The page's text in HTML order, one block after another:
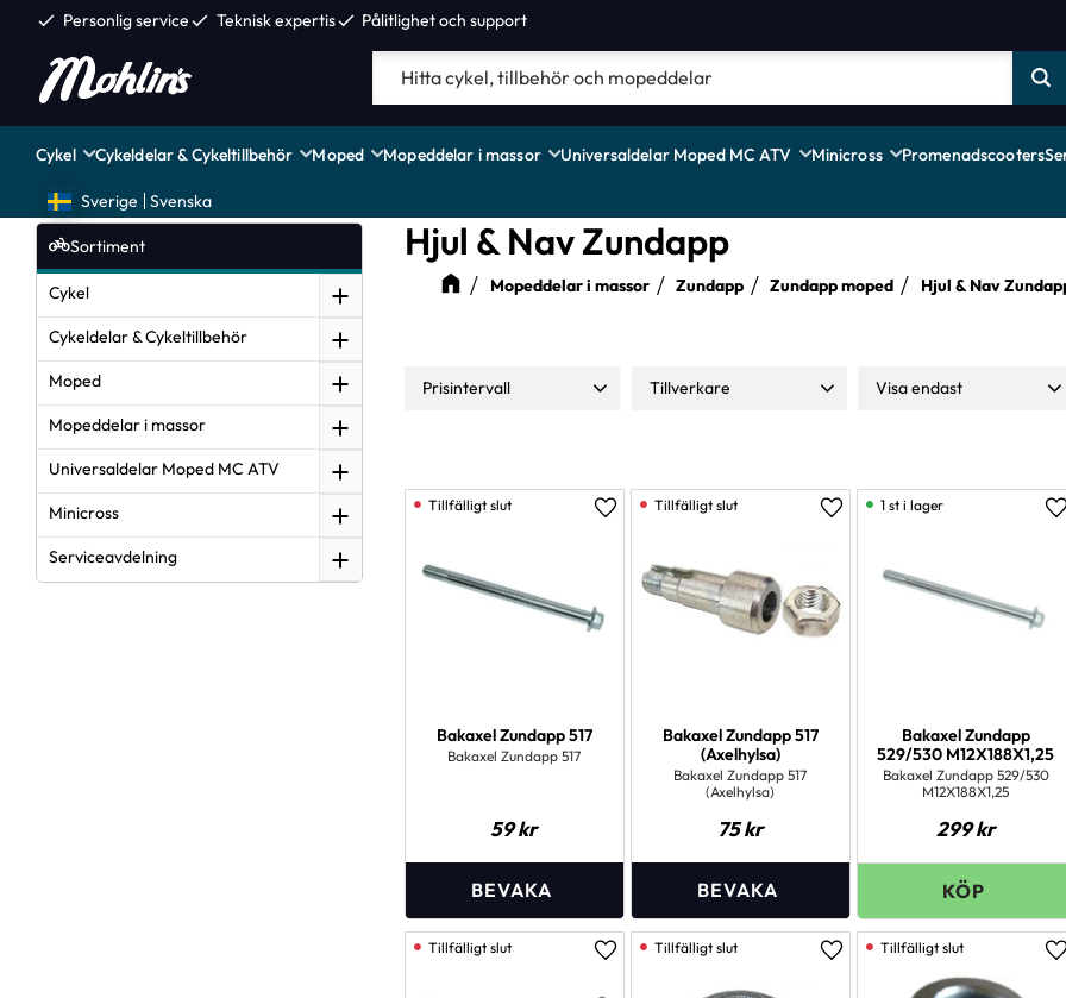
check Personlig servicecheck Teknisk expertischeck Pålitlighet och support
Cykel Cykeldelar & Cykeltillbehör Moped Mopeddelar i massor Universaldelar Moped MC ATV Minicross Promenadscooters
Sverige Svenska
Hjul & Nav Zundapp
Mopeddelar i massor Zundapp Zundapp moped Hjul & Nav
Prisintervall
Tillverkare
Visa endast
Bakaxel Zundapp 517
Bakaxel Zundapp 517
59kr
Lägg till i favoriter
Bakaxel Zundapp 517
(Axelhylsa)
Bakaxel Zundapp 517
(Axelhylsa)
75kr
Lägg till i favoriter
Bakaxel Zundapp
529/530 M12X188X1,25
Bakaxel Zundapp 529/530
M12X188X1,25
299kr
1 st i lager
Lägg till i favoriter Lägg till i favoriter
Sortiment
Cykel
Cykeldelar & Cykeltillbehör
Moped
Mopeddelar i massor
Universaldelar Moped MC ATV
Minicross
Serviceavdelning